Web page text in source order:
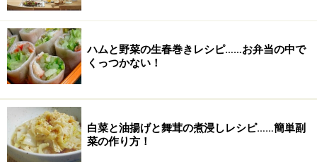
炒める
ハムと野菜の生春巻きレシピ……お弁当の中で
くっつかない！
白菜と油揚げと舞茸の煮浸しレシピ……簡単副
菜の作り方！